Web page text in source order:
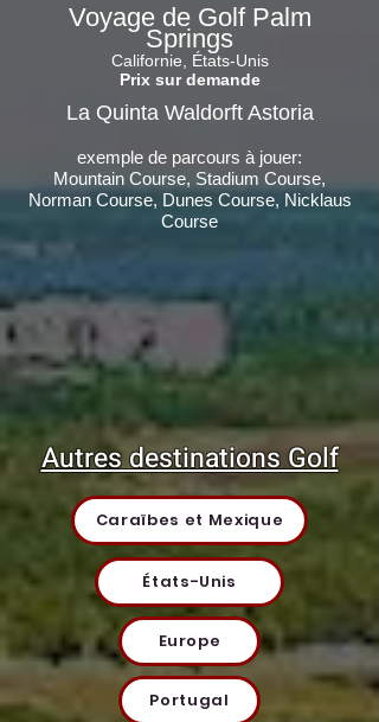
Voyage de Golf Palm
Springs
Californie, États-Unis
Prix sur demande
La Quinta Waldorft Astoria
exemple de parcours à jouer:
Mountain Course, Stadium Course,
NormanCourse, Dunes Course, Nicklaus
Course
Autres destinations Golf
Caraïbes et Mexique
États-Unis
Europe
Portugal